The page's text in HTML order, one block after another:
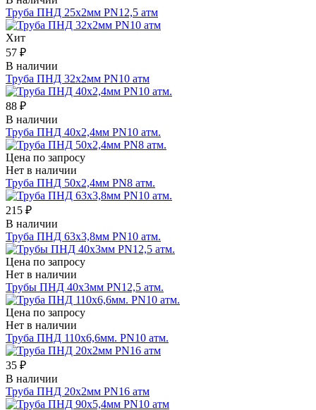
Труба ПНД 25х2мм PN12,5 атм
Хит
57 ₽
В наличии
Труба ПНД 32x2мм PN10 атм
88 ₽
В наличии
Труба ПНД 40х2,4мм PN10 атм.
Цена по запросу
Нет в наличии
Труба ПНД 50х2,4мм PN8 атм.
215 ₽
В наличии
Труба ПНД 63х3,8мм PN10 атм.
Цена по запросу
Нет в наличии
Трубы ПНД 40х3мм PN12,5 атм.
Цена по запросу
Нет в наличии
Труба ПНД 110х6,6мм. PN10 атм.
35 ₽
В наличии
Труба ПНД 20x2мм PN16 атм